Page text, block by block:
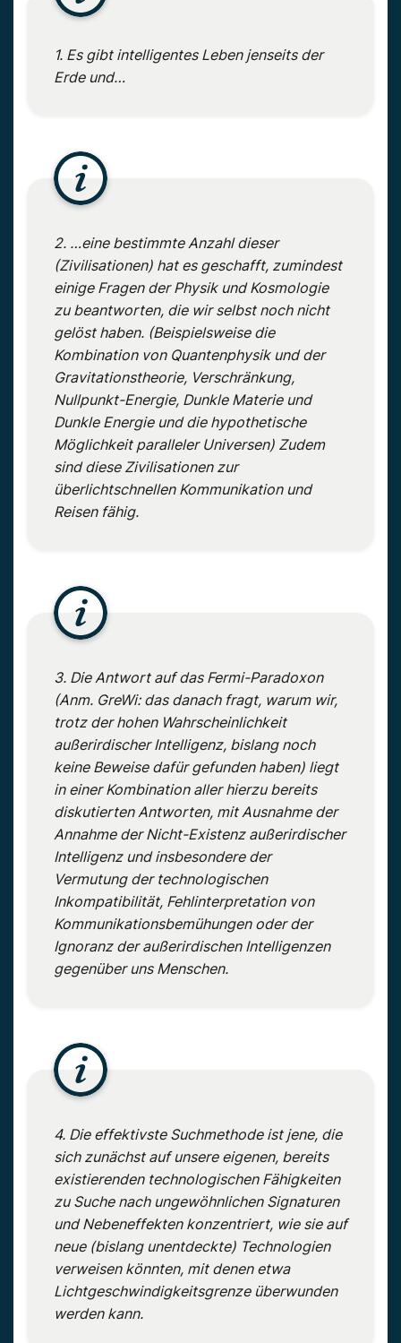
1. Es gibt intelligentes Leben jenseits der
Erde und…
2. …eine bestimmte Anzahl dieser
(Zivilisationen) hat es geschafft, zumindest
einige Fragen der Physik und Kosmologie
zu beantworten, die wir selbst noch nicht
gelöst haben. (Beispielsweise die
Kombination von Quantenphysik und der
Gravitationstheorie, Verschränkung,
Nullpunkt-Energie, Dunkle Materie und
Dunkle Energie und die hypothetische
Möglichkeit paralleler Universen) Zudem
sind diese Zivilisationen zur
überlichtschnellen Kommunikation und
Reisen fähig.
3. Die Antwort auf das Fermi-Paradoxon
(Anm. GreWi: das danach fragt, warum wir,
trotz der hohen Wahrscheinlichkeit
außerirdischer Intelligenz, bislang noch
keine Beweise dafür gefunden haben) liegt
in einer Kombination aller hierzu bereits
diskutierten Antworten, mit Ausnahme der
Annahme der Nicht-Existenz außerirdischer
Intelligenz und insbesondere der
Vermutung der technologischen
Inkompatibilität, Fehlinterpretation von
Kommunikationsbemühungen oder der
Ignoranz der außerirdischen Intelligenzen
gegenüber uns Menschen.
4. Die effektivste Suchmethode ist jene, die
sich zunächst auf unsere eigenen, bereits
existierenden technologischen Fähigkeiten
zu Suche nach ungewöhnlichen Signaturen
und Nebeneffekten konzentriert, wie sie auf
neue (bislang unentdeckte) Technologien
verweisen könnten, mit denen etwa
Lichtgeschwindigkeitsgrenze überwunden
werden kann.